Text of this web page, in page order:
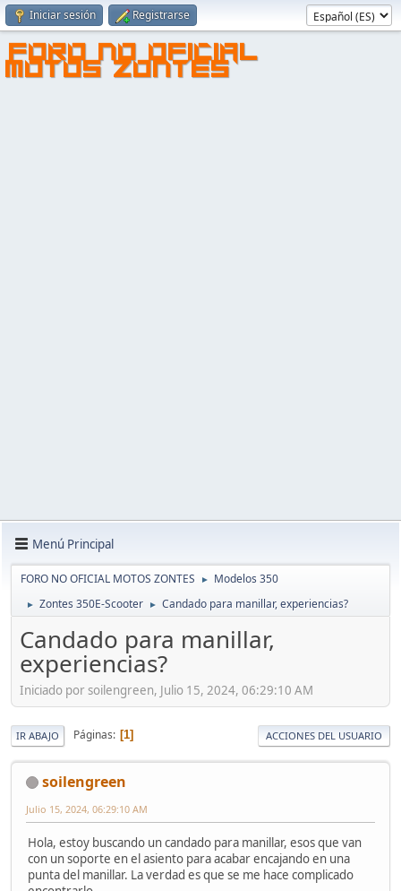
Iniciar sesión Registrarse
FORO NO OFICIAL
MOTOS ZONTES
Menú Principal
FORO NO OFICIAL MOTOS ZONTES ► Modelos 350
► Zontes 350E-Scooter ► Candado para manillar, experiencias?
Candado para manillar,
experiencias?
Iniciado por soilengreen, Julio 15, 2024, 06:29:10 AM
IR ABAJO Páginas 1 ACCIONES DEL USUARIO
soilengreen
Julio 15, 2024, 06:29:10 AM
Hola, estoy buscando un candado para manillar, esos que van
con un soporte en el asiento para acabar encajando en una
punta del manillar. La verdad es que se me hace complicado